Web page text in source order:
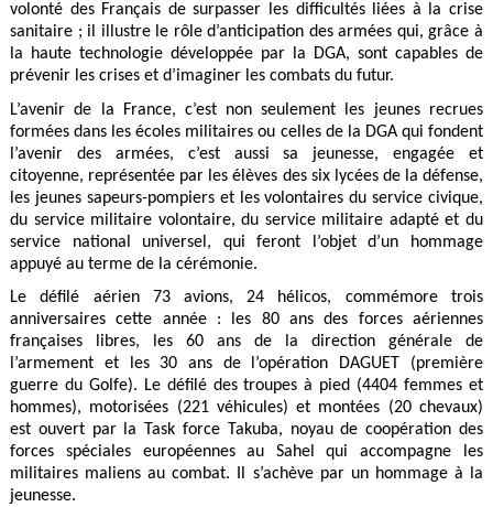
volonté des Français de surpasser les difficultés liées à la crise
sanitaire ; il illustre le rôle d’anticipation des armées qui, grâce à
la haute technologie développée par la DGA, sont capables de
prévenir les crises et d’imaginer les combats du futur.
L’avenir de la France, c’est non seulement les jeunes recrues
formées dans les écoles militaires ou celles de la DGA qui fondent
l’avenir des armées, c’est aussi sa jeunesse, engagée et
citoyenne, représentée par les élèves des six lycées de la défense,
les jeunes sapeurs-pompiers et les volontaires du service civique,
du service militaire volontaire, du service militaire adapté et du
service national universel, qui feront l’objet d’un hommage
appuyé au terme de la cérémonie.
Le défilé aérien 73 avions, 24 hélicos, commémore trois
anniversaires cette année : les 80 ans des forces aériennes
françaises libres, les 60 ans de la direction générale de
l’armement et les 30 ans de l’opération DAGUET (première
guerre du Golfe). Le défilé des troupes à pied (4404 femmes et
hommes), motorisées (221 véhicules) et montées (20 chevaux)
est ouvert par la Task force Takuba, noyau de coopération des
forces spéciales européennes au Sahel qui accompagne les
militaires maliens au combat. Il s’achève par un hommage à la
jeunesse.